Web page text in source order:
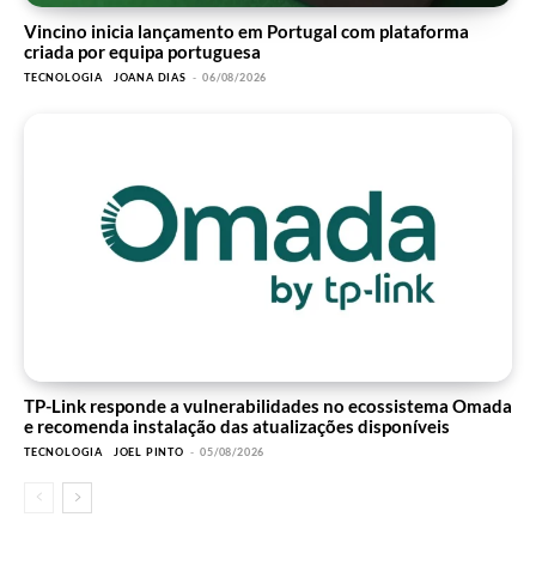
Vincino inicia lançamento em Portugal com plataforma
criada por equipa portuguesa
TECNOLOGIA JOANA DIAS - 06/08/2026
TP-Link responde a vulnerabilidades no ecossistema Omada
e recomenda instalação das atualizações disponíveis
TECNOLOGIA JOEL PINTO - 05/08/2026